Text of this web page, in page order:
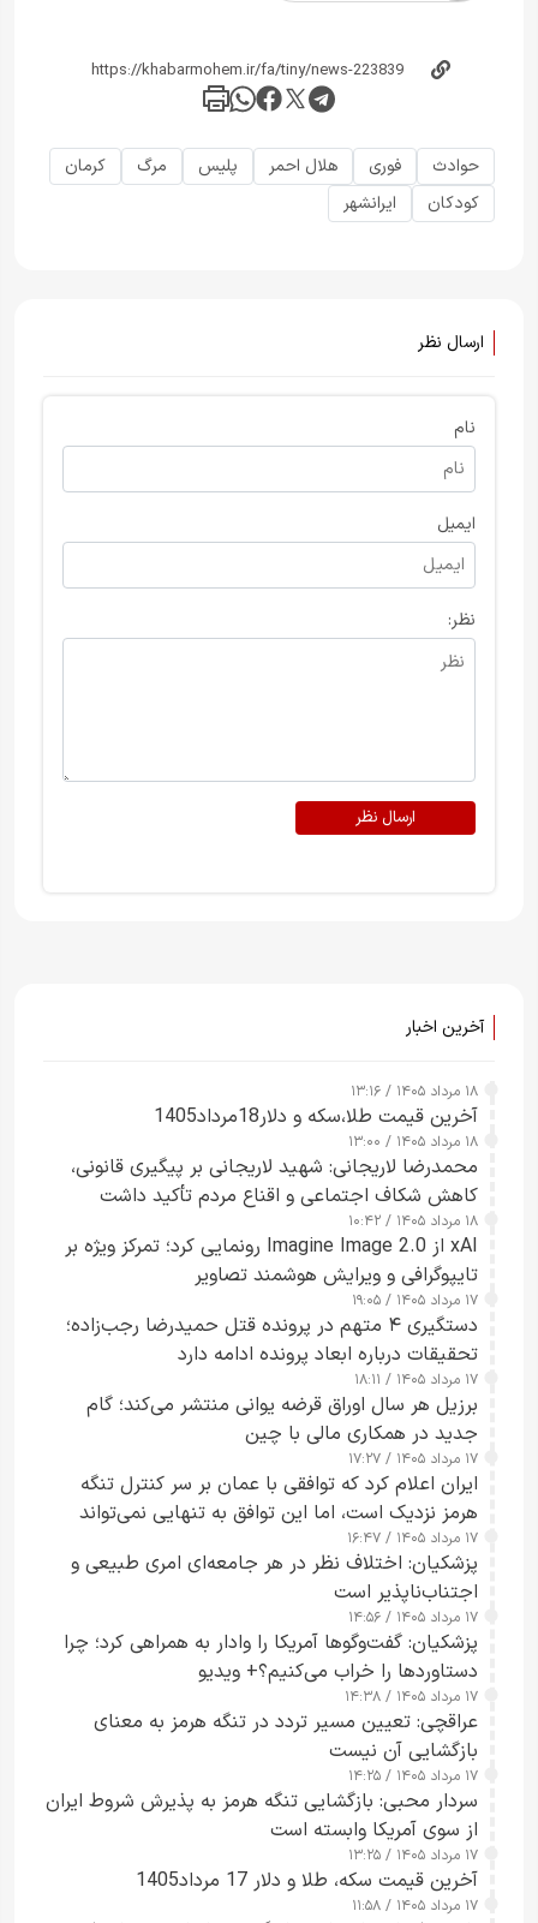
حوادث فوری هلال احمر پلیس مرگ
کرمان
کودکان
ایرانشهر
ارسال نظر
نام
ایمیل
نظر:
ارسال نظر
آخرین اخبار
۱۸ مرداد ۱۴۰۵ / ۱۳:۱۶
آخرین قیمت طلا،سکه و دلار18مرداد1405
۱۸ مرداد ۱۴۰۵ / ۱۳:۰۰
محمدرضا لاریجانی: شهید لاریجانی بر پیگیری قانونی،
کاهش شکاف اجتماعی و اقناع مردم تأکید داشت
۱۸ مرداد ۱۴۰۵ / ۱۰:۴۲
xAI از Imagine Image 2.0 رونمایی کرد؛ تمرکز ویژه بر
تایپوگرافی و ویرایش هوشمند تصاویر
۱۷ مرداد ۱۴۰۵ / ۱۹:۰۵
دستگیری ۴ متهم در پرونده قتل حمیدرضا رجب‌زاده؛
تحقیقات درباره ابعاد پرونده ادامه دارد
۱۷ مرداد ۱۴۰۵ / ۱۸:۱۱
برزیل هر سال اوراق قرضه یوانی منتشر می‌کند؛ گام
جدید در همکاری مالی با چین
۱۷ مرداد ۱۴۰۵ / ۱۷:۲۷
ایران اعلام کرد که توافقی با عمان بر سر کنترل تنگه
هرمز نزدیک است، اما این توافق به تنهایی نمی‌تواند
آبراه را آزاد کند
۱۷ مرداد ۱۴۰۵ / ۱۶:۴۷
پزشکیان: اختلاف نظر در هر جامعه‌ای امری طبیعی و
اجتناب‌ناپذیر است
۱۷ مرداد ۱۴۰۵ / ۱۴:۵۶
پزشکیان: گفت‌وگوها آمریکا را وادار به همراهی کرد؛ چرا
دستاوردها را خراب می‌کنیم؟+ ویدیو
۱۷ مرداد ۱۴۰۵ / ۱۴:۳۸
عراقچی: تعیین مسیر تردد در تنگه هرمز به معنای
بازگشایی آن نیست
۱۷ مرداد ۱۴۰۵ / ۱۴:۲۵
سردار محبی: بازگشایی تنگه هرمز به پذیرش شروط ایران
از سوی آمریکا وابسته است
۱۷ مرداد ۱۴۰۵ / ۱۳:۲۵
آخرین قیمت سکه، طلا و دلار 17 مرداد1405
۱۷ مرداد ۱۴۰۵ / ۱۱:۵۸